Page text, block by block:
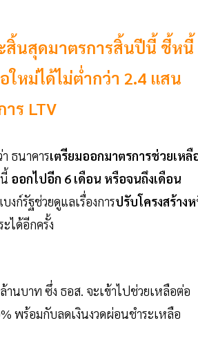
สิ้นสุดมาตรการสิ้นปีนี้ ชี้หนี้
หม่ได้ไม่ต่ำกว่า 2.4 แสน
ร LTV
ธนาคารเตรียมออกมาตรการช่วยเหลื
ออกไปอีก 6 เดือน หรือจนถึงเดือน
ก์รัฐช่วยดูแลเรื่องการปรับโครงสร้าง
ได้อีกครั้ง
นบาท ซึ่ง ธอส. จะเข้าไปช่วยเหลือต่อ
พร้อมกับลดเงินงวดผ่อนชำระเหลือ